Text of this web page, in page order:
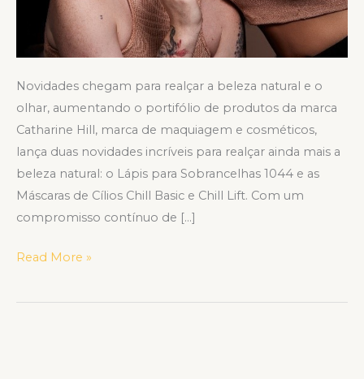
Novidades chegam para realçar a beleza natural e o
olhar, aumentando o portifólio de produtos da marca
Catharine Hill, marca de maquiagem e cosméticos,
lança duas novidades incríveis para realçar ainda mais a
beleza natural: o Lápis para Sobrancelhas 1044 e as
Máscaras de Cílios Chill Basic e Chill Lift. Com um
compromisso contínuo de […]
Read More »